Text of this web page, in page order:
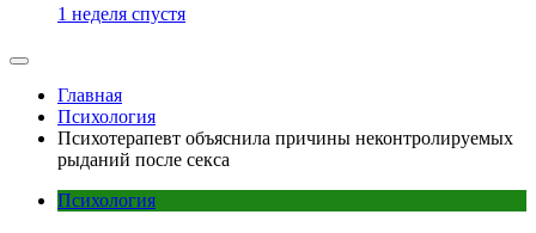
1 неделя спустя
Главная
Психология
Психотерапевт объяснила причины неконтролируемых
рыданий после секса
Психология